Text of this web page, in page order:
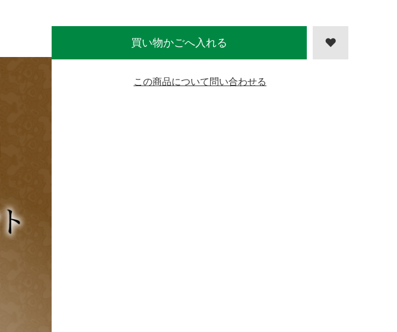
買い物かごへ入れる
この商品について問い合わせる